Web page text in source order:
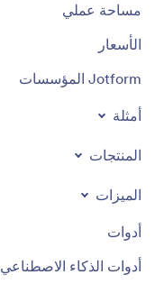
مساحة عملي
الأسعار
Jotform المؤسسات
أمثلة
المنتجات
الميزات
أدوات
أدوات الذكاء الاصطناعي